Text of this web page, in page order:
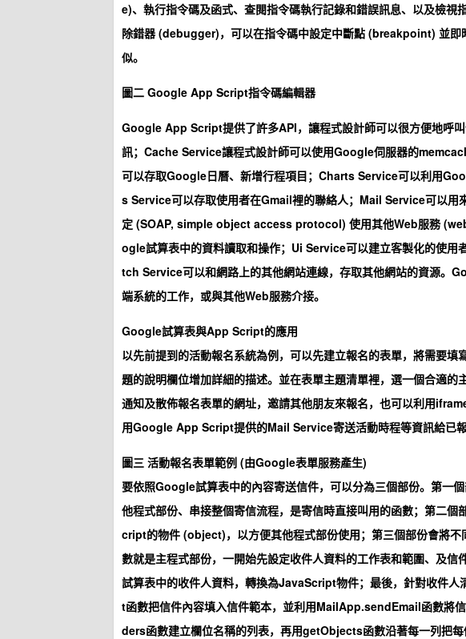
e)、執行指令碼及函式、查閱指令碼執行記錄和錯誤訊息、以及檢
除錯器 (debugger)，可以在指令碼中設定中斷點 (breakpoint) 並即
似。
圖二 Google App Script指令碼編輯器
Google App Script提供了許多API，讓程式設計師可以很方便地呼
訊；Cache Service讓程式設計師可以使用Google伺服器的
可以存取Google日曆、新增行程項目；Charts Service可以利用
s Service可以存取使用者在Gmail裡的聯絡人；Mail Service可以用
定 (SOAP, simple object access protocol) 使用其他Web服務
ogle試算表中的資料讀取和操作；Ui Service可以建立客製化的使
tch Service可以和網路上的其他網站連線，存取其他網站的資源。
端系統的工作，或與其他Web服務介接。
Google試算表與App Script的應用
以先前提到的活動報名系統為例，可以先建立報名的表單，將需要
題的說明欄位增加詳細的描述。並在表單主題清單裡，選一個合適
通知及散佈報名表單的網址，邀請其他朋友來報名，也可以利用
用Google App Script提供的Mail Service寄送活動時程等資訊給已報
圖三 活動報名表單範例 (由Google表單服務產生)
要依照Google試算表中的內容寄送信件，可以分為三個部份。第一
他程式部份、串接整個寄信流程，是寄信時直接叫用的函數；第二
cript的物件 (object)，以方便其他程式部份使用；第三個部份會將
數就是主程式部份，一開始先設定收件人資料的工作表和範圍、及
試算表中的收件人資料，轉換為JavaScript物件；最後，針對收件
t函數把信件內容填入信件範本，並利用MailApp.sendEmail函數將
ders函數建立欄位名稱的列表，再用getObjects函數沿著每一列把